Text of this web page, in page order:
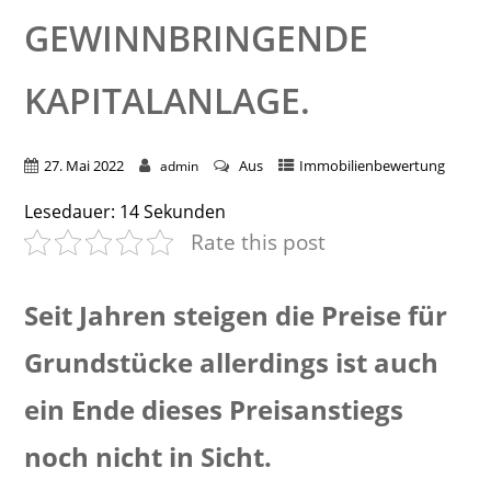
GEWINNBRINGENDE
KAPITALANLAGE.
27. Mai 2022 admin Aus Immobilienbewertung
Lesedauer: 14Sekunden
Rate this post
Seit Jahren steigen die Preise für
Grundstücke allerdings ist auch
ein Ende dieses Preisanstiegs
noch nicht in Sicht.